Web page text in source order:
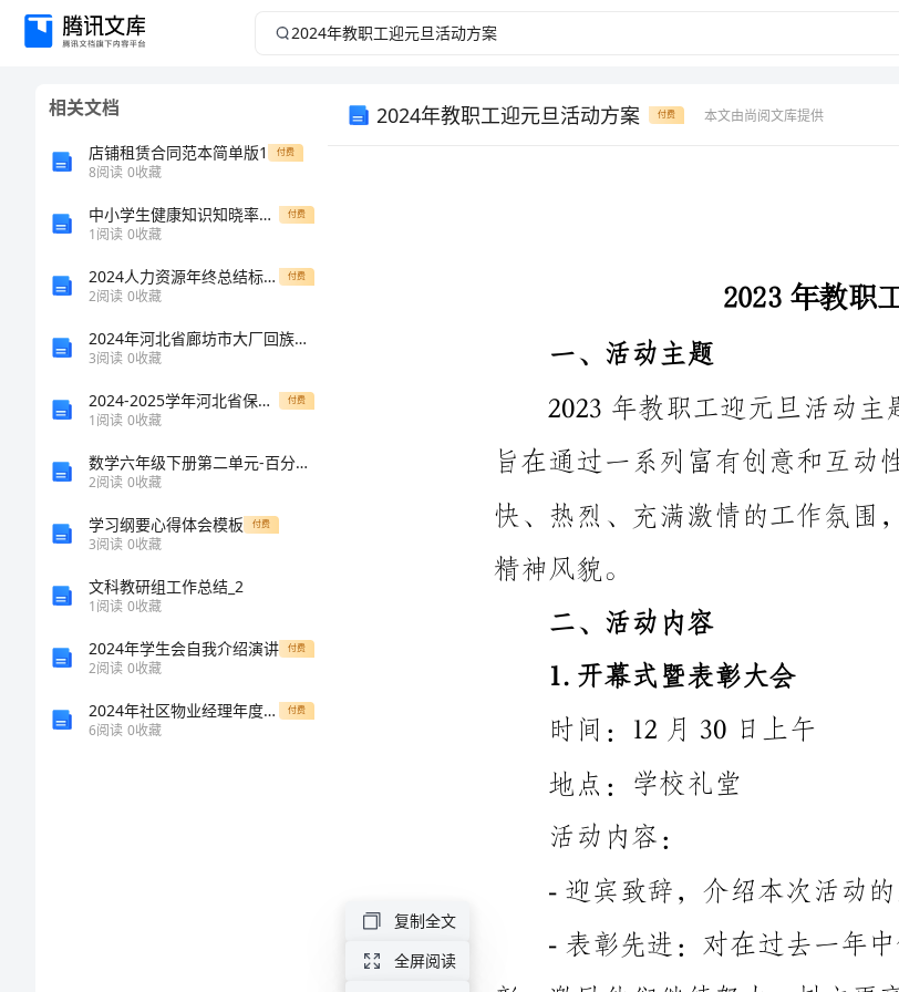
2024
相关文档
店铺租赁合同范本简单版1 付费
8阅读 0收藏
中小学生健康知识知晓率和健康行为形成率问卷与答案 付费
1阅读 0收藏
2024人力资源年终总结标准样本（7篇） 付费
2阅读 0收藏
2024年河北省廊坊市大厂回族自治县机械员考试题库精品【典优】
3阅读 0收藏
2024-2025学年河北省保定市重点初中高一生物上册期末检测试题含解析 付费
1阅读 0收藏
数学六年级下册第二单元-百分数(二)-测试卷一套附答案【精品】
2阅读 0收藏
学习纲要心得体会模板 付费
3阅读 0收藏
文科教研组工作总结_2
1阅读 0收藏
2024年学生会自我介绍演讲 付费
2阅读 0收藏
2024年社区物业经理年度个人总结 付费
6阅读 0收藏
2024年教职工迎元旦活动方案 付费 本文由尚阅文库提供
学校艺术文化水平
-共享午宴：为全体教职工提供丰盛的午餐
精神风貌。
二、活动内容
地点：学校礼堂
活动内容：
-迎宾致辞，介绍本次活动的主题和安排
复制全文
全屏阅读